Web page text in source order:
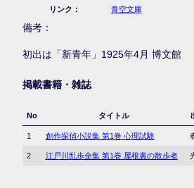
リンク： 青空文庫
備考：
初出は「新青年」1925年4月 博文館
掲載書籍・雑誌
No タイトル
1 創作探偵小説集 第1巻 心理試験
2 江戸川乱歩全集 第1巻 屋根裏の散歩者